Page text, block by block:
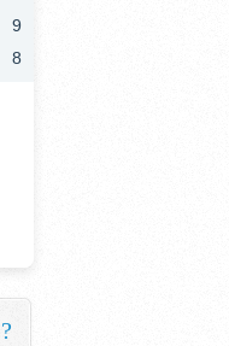
9
8
?